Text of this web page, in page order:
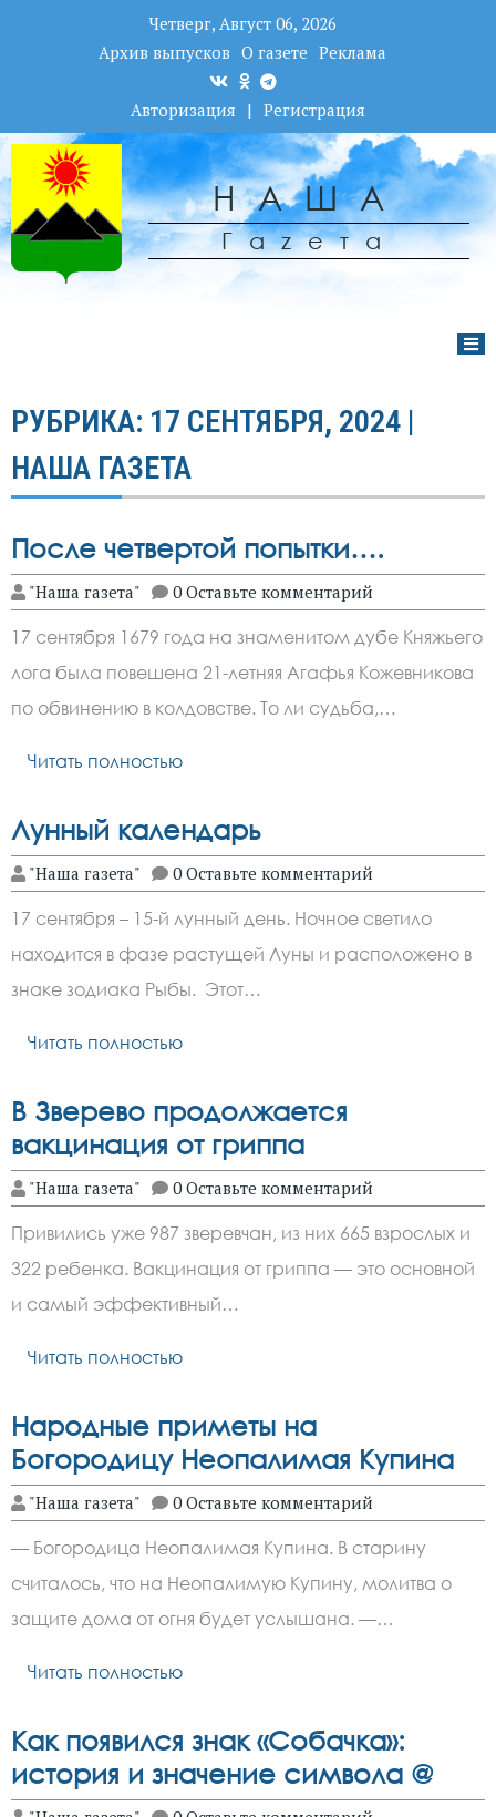
Четверг, Август 06, 2026
Архив выпусков О газете Реклама
Авторизация | Регистрация
НАША
Гаzета
РУБРИКА: 17 СЕНТЯБРЯ, 2024 |
НАША ГАЗЕТА
После четвертой попытки….
"Наша газета" 0 Оставьте комментарий
17 сентября 1679 года на знаменитом дубе Княжьего
лога была повешена 21-летняя Агафья Кожевникова
по обвинению в колдовстве. То ли судьба,…
Читать полностью
Лунный календарь
"Наша газета" 0 Оставьте комментарий
17 сентября – 15-й лунный день. Ночное светило
находится в фазе растущей Луны и расположено в
знаке зодиака Рыбы. Этот…
Читать полностью
В Зверево продолжается
вакцинация от гриппа
"Наша газета" 0 Оставьте комментарий
Привились уже 987 зверевчан, из них 665 взрослых и
322 ребенка. Вакцинация от гриппа — это основной
и самый эффективный…
Читать полностью
Народные приметы на
Богородицу Неопалимая Купина
"Наша газета" 0 Оставьте комментарий
— Богородица Неопалимая Купина. В старину
считалось, что на Неопалимую Купину, молитва о
защите дома от огня будет услышана. —…
Читать полностью
Как появился знак «Собачка»:
история и значение символа @